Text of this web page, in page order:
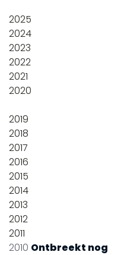
2025
2024
2023
2022
2021
2020
2019
2018
2017
2016
2015
2014
2013
2012
2011
2010 Ontbreekt nog